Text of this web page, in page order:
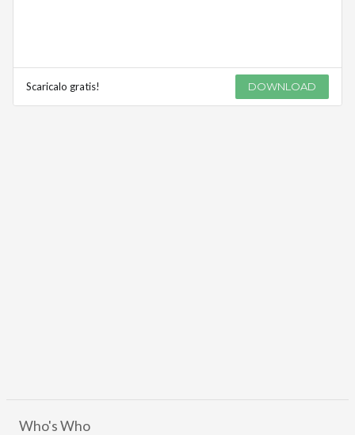
Scaricalo gratis! DOWNLOAD
Who's Who